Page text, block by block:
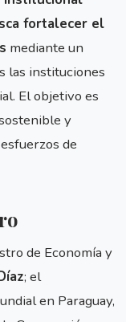
fortalecer el
mediante un
las instituciones
El objetivo es
y
de
de Economía y
; el
en Paraguay,